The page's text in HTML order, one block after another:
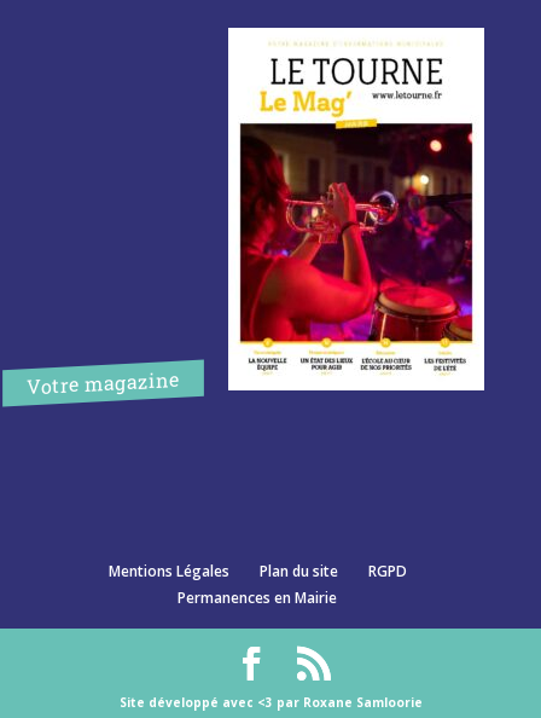
Votre magazine
Mentions Légales Plan du site
RGPD
Permanences en Mairie
Site développé avec <3 par Roxane Samloorie